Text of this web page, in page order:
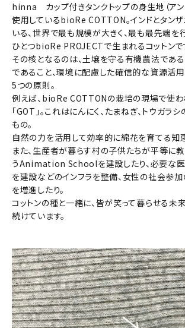
hinna カップ付きタンクトップの身生地（アン
使用しているbioRe COTTON。インドとタン
いる、世界で最も規模が大きく、最も最先端を
ひとつbioRe PROJECTで生まれるコットンで
その核となるのは、土壌を守る有機農法であ
であること、環境に配慮した確信的な資源活用
5つの原則。
例えば、bioRe COTTONの栽培の現場で使
「GOT」。これはにんにく、たまねぎ、トウガラ
もの。
自然の力を活用して効率的に綿花を育てる知
また、生産者が暮らす村の子供たちが平等に
うAnimation Schoolを建設したり、必要な
を建設などのインフラを整備、女性の社会参
を増進したり。
コットンの種と一緒に、皆が笑って暮らせる未
続けています。